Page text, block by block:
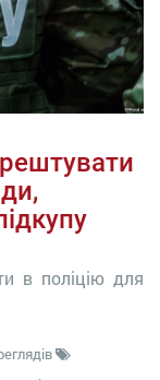
в поліцію для